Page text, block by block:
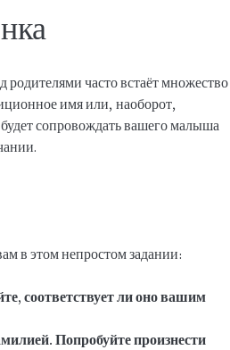
родителями часто встаёт множество
имя или, наоборот,
сопровождать вашего малыша
в этом непростом задании:
соответствует ли оно вашим
Попробуйте произнести